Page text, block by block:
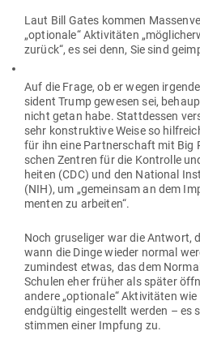
Laut Bill Gates kommen
„optionale“ Akti­vi­täten
zurück“, es sei denn, Sie sind
Auf die Frage, ob er wegen
sident Trump gewesen sei,
nicht getan habe. Statt­dessen
sehr kon­struktive Weise so
für ihn eine Part­ner­schaft mit Big
schen Zentren für die Kon­trolle
heiten (CDC) und den National
(NIH), um „gemeinsam an dem
menten zu arbeiten“.
Noch gru­se­liger war die Antwort,
wann die Dinge wieder normal
zumindest etwas, das dem
Schulen eher früher als später
andere „optionale“ Akti­vi­täten
end­gültig ein­ge­stellt werden – es
stimmen einer Impfung zu.